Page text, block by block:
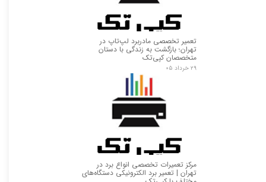
تعمیر تخصصی مادربرد لپ‌تاپ در
تهران؛ بازگشت به زندگی با دستان
متخصصان کپی‌تک
۲۹ خرداد ۰۵
مرکز تعمیرات تخصصی انواع برد در
تهران | تعمیر برد الکترونیکی دستگاه‌های